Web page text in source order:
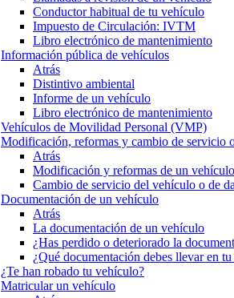
Conductor habitual de tu vehículo
Impuesto de Circulación: IVTM
Libro electrónico de mantenimiento
Información pública de vehículos
Atrás
Distintivo ambiental
Informe de un vehículo
Libro electrónico de mantenimiento
Vehículos de Movilidad Personal (VMP)
Modificación, reformas y cambio de servicio
Atrás
Modificación y reformas de un vehículo
Cambio de servicio del vehículo o de
Documentación de un vehículo
Atrás
La documentación de un vehículo
¿Has perdido o deteriorado la
¿Qué documentación debes llevar en
¿Te han robado tu vehículo?
Matricular un vehículo